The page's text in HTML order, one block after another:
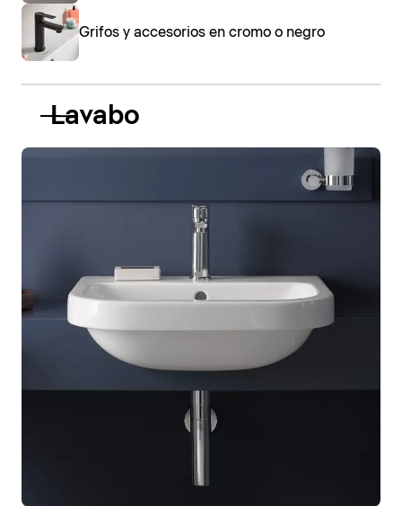
Grifos y accesorios en cromo o negro
Lavabo